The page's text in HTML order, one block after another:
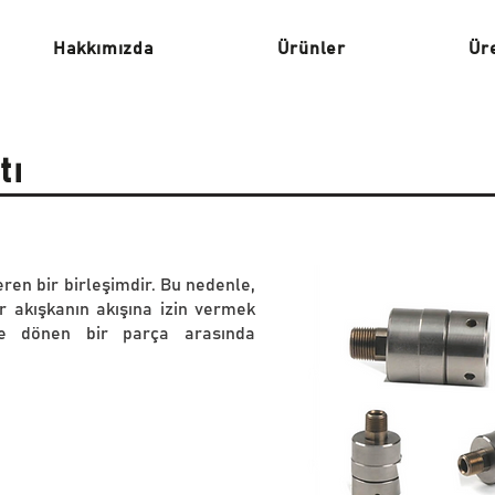
Hakkımızda Ürünler
bir birleşimdir. Bu nedenle,
akışına izin vermek
bir parça arasında